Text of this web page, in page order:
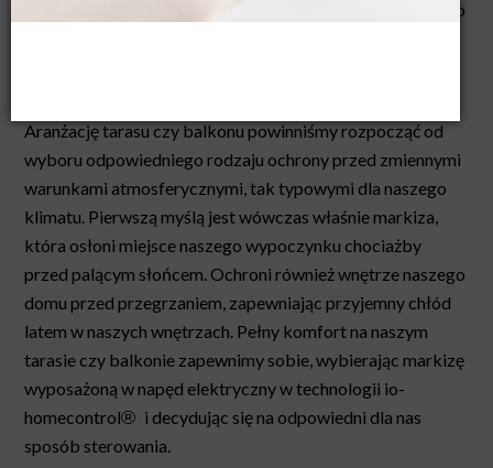
dopasujemy działanie urządzeń do naszych potrzeb. Jak to
Aranżację tarasu czy balkonu powinniśmy rozpocząć od
wyboru odpowiedniego rodzaju ochrony przed zmiennymi
warunkami atmosferycznymi, tak typowymi dla naszego
klimatu. Pierwszą myślą jest wówczas właśnie markiza,
która osłoni miejsce naszego wypoczynku chociażby
przed palącym słońcem. Ochroni również wnętrze naszego
domu przed przegrzaniem, zapewniając przyjemny chłód
latem w naszych wnętrzach. Pełny komfort na naszym
tarasie czy balkonie zapewnimy sobie, wybierając markizę
wyposażoną w napęd elektryczny w technologii io-
homecontrol® i decydując się na odpowiedni dla nas
sposób sterowania.